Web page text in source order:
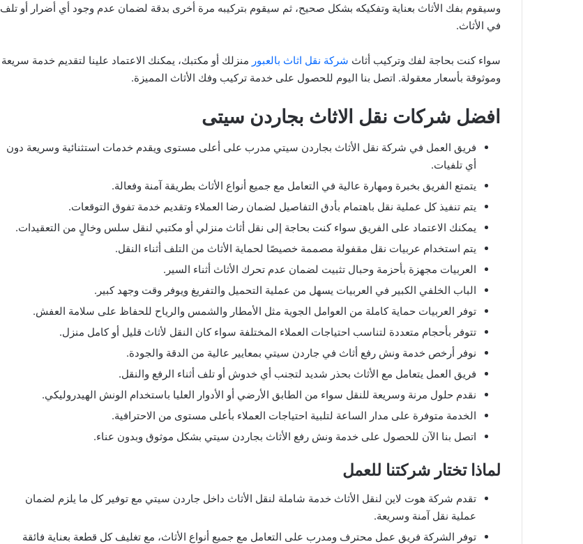
وسيقوم بفك الأثاث بعناية وتفكيكه بشكل صحيح، ثم سيقوم بتركيبه مرة أخرى بدقة لضمان عدم وجود أي أضرار أو تلف
في الأثاث.
سواء كنت بحاجة لفك وتركيب أثاث شركة نقل اثاث بالعبور منزلك أو مكتبك، يمكنك الاعتماد علينا لتقديم خدمة سريعة
وموثوقة بأسعار معقولة. اتصل بنا اليوم للحصول على خدمة تركيب وفك الأثاث المميزة.
افضل شركات نقل الاثاث بجاردن سيتى
فريق العمل في شركة نقل الأثاث بجاردن سيتي مدرب على أعلى مستوى ويقدم خدمات استثنائية وسريعة دون
أي تلفيات.
يتمتع الفريق بخبرة ومهارة عالية في التعامل مع جميع أنواع الأثاث بطريقة آمنة وفعالة.
يتم تنفيذ كل عملية نقل باهتمام بأدق التفاصيل لضمان رضا العملاء وتقديم خدمة تفوق التوقعات.
يمكنك الاعتماد على الفريق سواء كنت بحاجة إلى نقل أثاث منزلي أو مكتبي لنقل سلس وخالٍ من التعقيدات.
يتم استخدام عربيات نقل مقفولة مصممة خصيصًا لحماية الأثاث من التلف أثناء النقل.
العربيات مجهزة بأحزمة وحبال تثبيت لضمان عدم تحرك الأثاث أثناء السير.
الباب الخلفي الكبير في العربيات يسهل من عملية التحميل والتفريغ ويوفر وقت وجهد كبير.
توفر العربيات حماية كاملة من العوامل الجوية مثل الأمطار والشمس والرياح للحفاظ على سلامة العفش.
تتوفر بأحجام متعددة لتناسب احتياجات العملاء المختلفة سواء كان النقل لأثاث قليل أو كامل منزل.
نوفر أرخص خدمة ونش رفع أثاث في جاردن سيتي بمعايير عالية من الدقة والجودة.
فريق العمل يتعامل مع الأثاث بحذر شديد لتجنب أي خدوش أو تلف أثناء الرفع والنقل.
نقدم حلول مرنة وسريعة للنقل سواء من الطابق الأرضي أو الأدوار العليا باستخدام الونش الهيدروليكي.
الخدمة متوفرة على مدار الساعة لتلبية احتياجات العملاء بأعلى مستوى من الاحترافية.
اتصل بنا الآن للحصول على خدمة ونش رفع الأثاث بجاردن سيتي بشكل موثوق وبدون عناء.
لماذا تختار شركتنا للعمل
تقدم شركة هوت لاين لنقل الأثاث خدمة شاملة لنقل الأثاث داخل جاردن سيتي مع توفير كل ما يلزم لضمان
عملية نقل آمنة وسريعة.
توفر الشركة فريق عمل محترف ومدرب على التعامل مع جميع أنواع الأثاث، مع تغليف كل قطعة بعناية فائقة